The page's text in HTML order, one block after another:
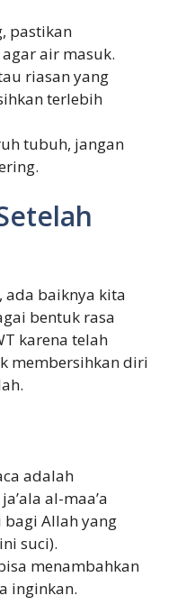
pastikan
air masuk.
riasan yang
terlebih
tubuh, jangan
ada baiknya kita
bentuk rasa
karena telah
membersihkan diri
adalah
al-maa’a
bagi Allah yang
suci).
menambahkan
inginkan.